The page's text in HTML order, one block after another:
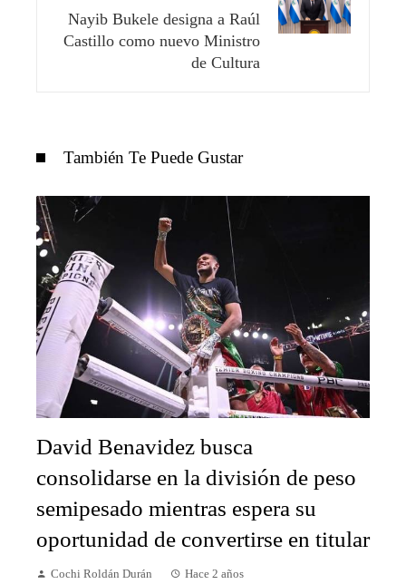
Nayib Bukele designa a Raúl
Castillo como nuevo Ministro
de Cultura
También Te Puede Gustar
David Benavidez busca
consolidarse en la división de peso
semipesado mientras espera su
oportunidad de convertirse en titular
Cochi Roldán Durán Hace 2 años